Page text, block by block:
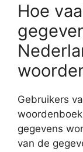
Hoe
Gebruikers
gegevens
van de